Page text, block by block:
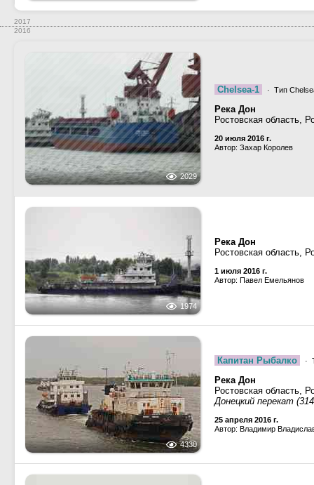
2017
2016
2029
Chelsea-1 · Тип
Река Дон
Ростовская область,
20 июля 2016 г.
Автор: Захар Королев
1974
Река Дон
Ростовская область,
1 июля 2016 г.
Автор: Павел Емельянов
4330
Капитан Рыбалко ·
Река Дон
Ростовская область,
Донецкий перекат
25 апреля 2016 г.
Автор: Владимир